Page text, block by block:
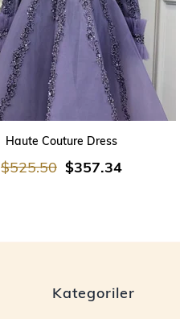
SEPETE EKLE
Haute Couture Dress
$357.34
$525.50
Kategoriler